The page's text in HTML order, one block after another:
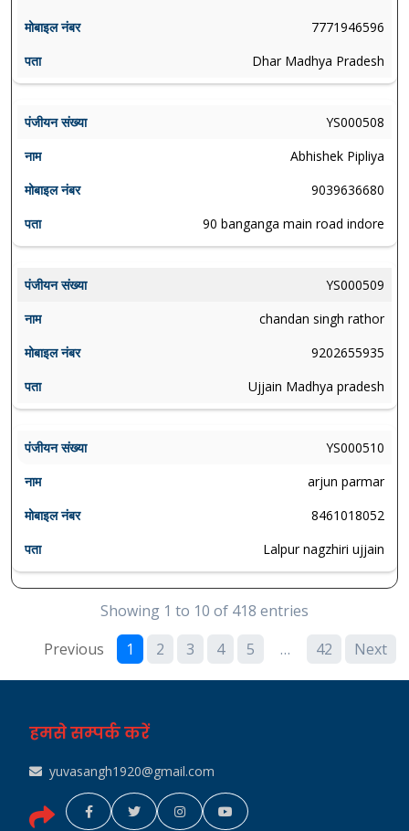
7771946596
Dhar Madhya Pradesh
YS000508
Abhishek Pipliya
9039636680
90 banganga main road indore
YS000509
chandan singh rathor
9202655935
Ujjain Madhya pradesh
YS000510
arjun parmar
8461018052
Lalpur nagzhiri ujjain
Showing 1 to 10 of 418 entries
Previous
1 2 3 4 5 … 42 Next
हमसे सम्पर्क करें
yuvasangh1920@gmail.com